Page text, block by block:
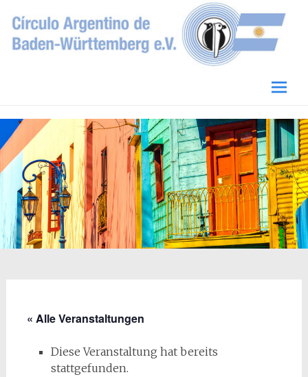
Circulo Argentino de Baden-Württemberg
to
« Alle Veranstaltungen
Diese Veranstaltung hat bereits
stattgefunden.